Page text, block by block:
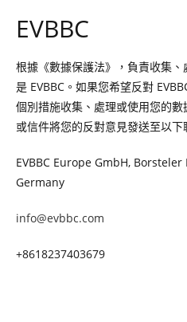
EVBBC
根據《數據保護法》，負責收集
是 EVBBC。如果您希望反對
個別措施收集、處理或使用您的
或信件將您的反對意見發送至以下
EVBBC Europe GmbH,
Germany
info@evbbc.com
+8618237403679